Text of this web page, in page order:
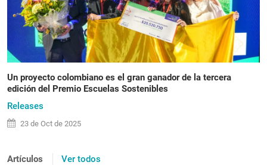
Un proyecto colombiano es el gran ganador de la tercera
edición del Premio Escuelas Sostenibles
Releases
23 de Oct de 2025
Artículos Ver todos